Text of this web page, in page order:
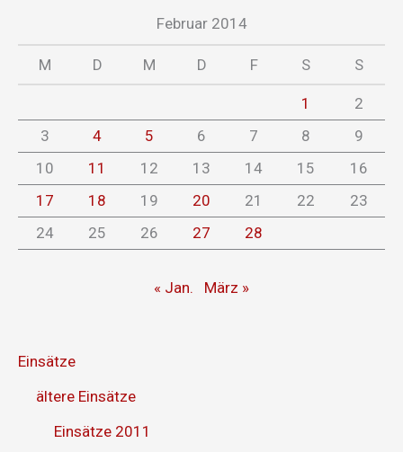
Februar 2014
M D M D F S S
1
2
3
4 5 6 7 8
9
10
11 12 13 14 15
16
17
18 19 20 21 22
23
24
25 26 27 28
« Jan. März »
Einsätze
ältere Einsätze
Einsätze 2011